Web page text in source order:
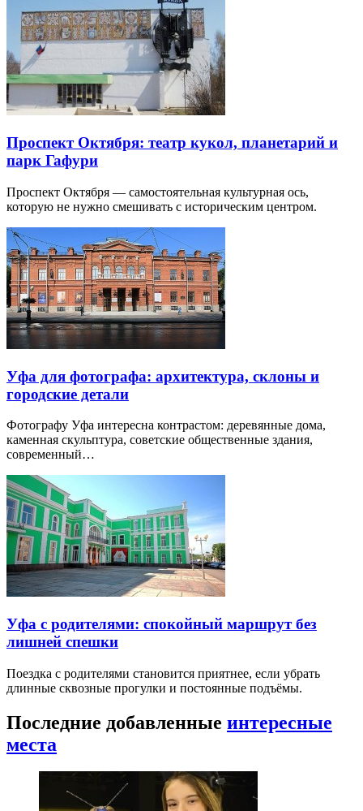
Проспект Октября: театр кукол, планетарий и
парк Гафури
Проспект Октября — самостоятельная культурная ось,
которую не нужно смешивать с историческим центром.
Уфа для фотографа: архитектура, склоны и
городские детали
Фотографу Уфа интересна контрастом: деревянные дома,
каменная скульптура, советские общественные здания,
современный…
Уфа с родителями: спокойный маршрут без
лишней спешки
Поездка с родителями становится приятнее, если убрать
длинные сквозные прогулки и постоянные подъёмы.
Последние добавленные интересные
места